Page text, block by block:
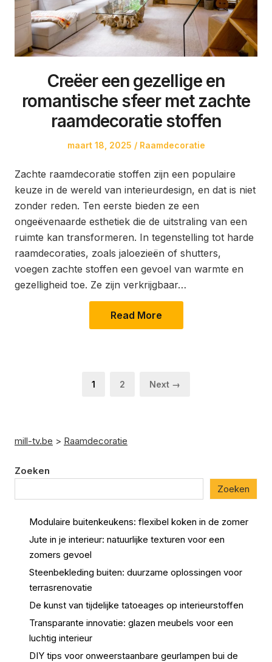
Creëer een gezellige en
romantische sfeer met zachte
raamdecoratie stoffen
Posted
maart 18, 2025
Posted
Raamdecoratie
Zachte raamdecoratie stoffen zijn een populaire
keuze in de wereld van interieurdesign, en dat is niet
zonder reden. Ten eerste bieden ze een
ongeëvenaarde esthetiek die de uitstraling van een
ruimte kan transformeren. In tegenstelling tot harde
raamdecoraties, zoals jaloezieën of shutters,
voegen zachte stoffen een gevoel van warmte en
gezelligheid toe. Ze zijn verkrijgbaar…
Read More
Page
1 Page
2 Next →
mill-tv.be > Raamdecoratie
Zoeken
Zoeken
Modulaire buitenkeukens: flexibel koken in de zomer
Jute in je interieur: natuurlijke texturen voor een
zomers gevoel
Steenbekleding buiten: duurzame oplossingen voor
terrasrenovatie
De kunst van tijdelijke tatoeages op interieurstoffen
Transparante innovatie: glazen meubels voor een
luchtig interieur
DIY tips voor onweerstaanbare geurlampen bui de